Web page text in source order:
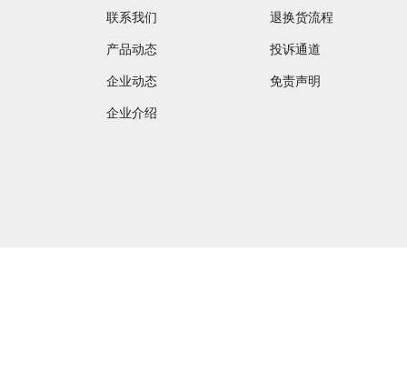
联系我们
产品动态
企业动态
企业介绍
退换货流程
投诉通道
免责声明